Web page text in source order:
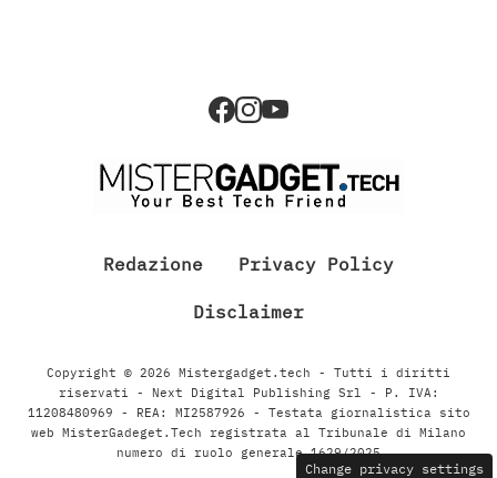
Redazione Privacy Policy
Disclaimer
Copyright © 2026 Mistergadget.tech - Tutti i diritti
riservati - Next Digital Publishing Srl - P. IVA:
11208480969 - REA: MI2587926 - Testata giornalistica sito
web MisterGadeget.Tech registrata al Tribunale di Milano
numero di ruolo generale 1629/2025
Change privacy settings